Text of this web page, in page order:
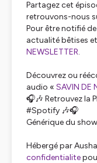
Partagez cet
retrouvons-nous
Pour être notifié
actualité bêtises
NEWSLETTER.
Découvrez ou
audio « SAVIN DE
🎧🎶 Retrouvez la
#Spotify
Générique du
Hébergé par
confidentialite